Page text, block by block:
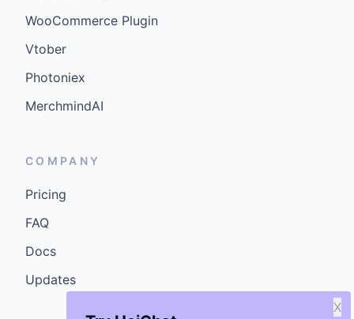
X
WooCommerce Plugin
Vtober
Photoniex
MerchmindAI
COMPANY
Pricing
FAQ
Docs
Updates